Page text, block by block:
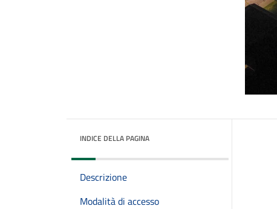
INDICE DELLA PAGINA
Descrizione
Modalità di accesso